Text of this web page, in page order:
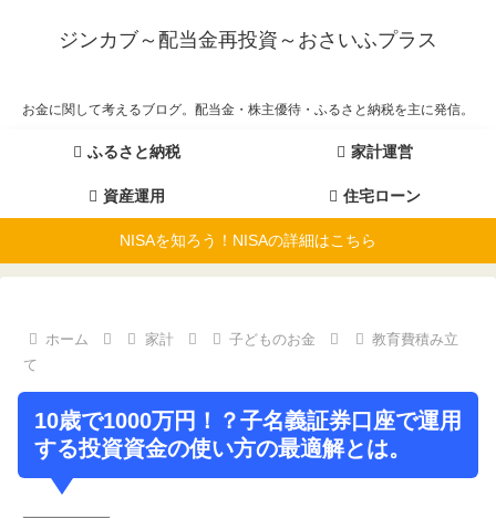
ジンカブ～配当金再投資～おさいふプラス
お金に関して考えるブログ。配当金・株主優待・ふるさと納税を主に発信。
ふるさと納税 家計運営
資産運用 住宅ローン
NISAを知ろう！NISAの詳細はこちら
ホーム 家計 子どものお金
教育費積み立
て
10歳で1000万円！？子名義証券口座で運用
する投資資金の使い方の最適解とは。